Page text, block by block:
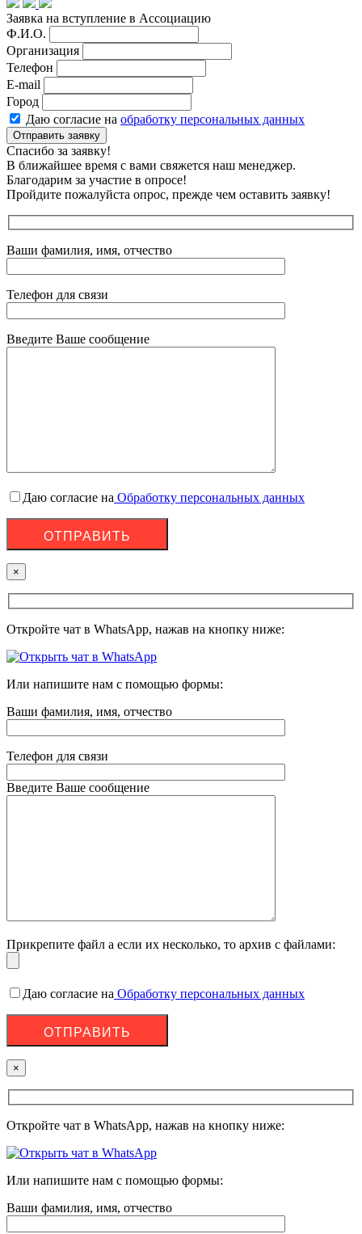
Заявка на вступление в Ассоциацию
Ф.И.О.
Организация
Телефон
E-mail
Город
Даю согласие на обработку персональных данных
Отправить заявку
Спасибо за заявку!
В ближайшее время с вами свяжется наш менеджер.
Благодарим за участие в опросе!
Пройдите пожалуйста опрос, прежде чем оставить заявку!
Ваши фамилия, имя, отчество
Телефон для связи
Введите Ваше сообщение
Даю согласие на Обработку персональных данных
×
Откройте чат в WhatsApp, нажав на кнопку ниже:
Или напишите нам с помощью формы:
Ваши фамилия, имя, отчество
Телефон для связи
Введите Ваше сообщение
Прикрепите файл а если их несколько, то архив с файлами:
Даю согласие на Обработку персональных данных
×
Откройте чат в WhatsApp, нажав на кнопку ниже:
Или напишите нам с помощью формы:
Ваши фамилия, имя, отчество